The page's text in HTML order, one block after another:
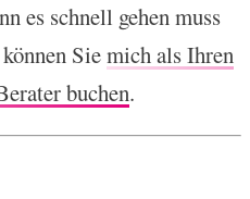
es schnell gehen muss
Siemich als Ihren
buchen.